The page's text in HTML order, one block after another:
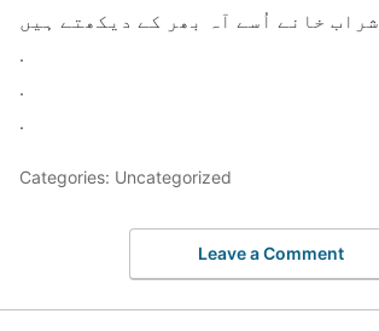
شراب خانے اُسے آہ بھر کے دیکھتے ہیں
.
.
.
Categories: Uncategorized
Leave a Comment